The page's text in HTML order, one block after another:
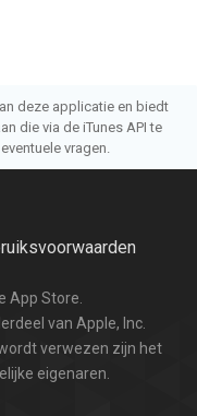
deze applicatie en biedt
die via de iTunes API te
vragen.
App Store.
van Apple, Inc.
verwezen zijn het
eigenaren.